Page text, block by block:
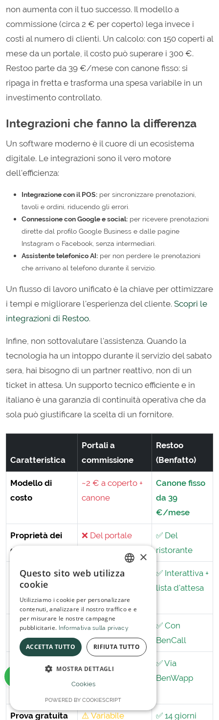
non aumenta con il tuo successo. Il modello a
commissione (circa 2 € per coperto) lega invece i
costi al numero di clienti. Un calcolo: con 150 coperti al
mese da un portale, il costo può superare i 300 €.
Restoo parte da 39 €/mese con canone fisso: si
ripaga in fretta e trasforma una spesa variabile in un
investimento controllato.
Integrazioni che fanno la differenza
Un software moderno è il cuore di un ecosistema
digitale. Le integrazioni sono il vero motore
dell'efficienza:
Integrazione con il POS: per sincronizzare prenotazioni,
tavoli e ordini, riducendo gli errori.
Connessione con Google e social: per ricevere prenotazioni
dirette dal profilo Google Business e dalle pagine
Instagram o Facebook, senza intermediari.
Assistente telefonico AI: per non perdere le prenotazioni
che arrivano al telefono durante il servizio.
Un flusso di lavoro unificato è la chiave per ottimizzare
i tempi e migliorare l'esperienza del cliente. Scopri le
integrazioni di Restoo.
Infine, non sottovalutare l'assistenza. Quando la
tecnologia ha un intoppo durante il servizio del sabato
sera, hai bisogno di un partner reattivo, non di un
ticket in attesa. Un supporto tecnico efficiente e in
italiano è una garanzia di continuità operativa che da
sola può giustificare la scelta di un fornitore.
Caratteristica
Portali a
commissione
Restoo
(Benfatto)
Modello di
costo
~2 € a coperto +
canone
Canone fisso
da 39
€/mese
Proprietà dei
dati clienti
❌ Del portale
✅ Del
ristorante
Pianta sala e
assegnazione
tavoli
⚠️ Limitata
✅ Interattiva +
lista d'attesa
Prenotazioni
telefoniche (AI)
❌
✅ Con
BenCall
Conferme e
✅ Via
BenWapp
Prova gratuita ⚠️ Variabile ✅ 14 giorni
×
Questo sito web utilizza
cookie
Utilizziamo i cookie per personalizzare
contenuti, analizzare il nostro traffico e e
per misurare le nostre campagne
pubblicitarie. Informativa sulla privacy
ACCETTA TUTTO RIFIUTA TUTTO
MOSTRA DETTAGLI
Cookies
POWERED BY COOKIESCRIPT